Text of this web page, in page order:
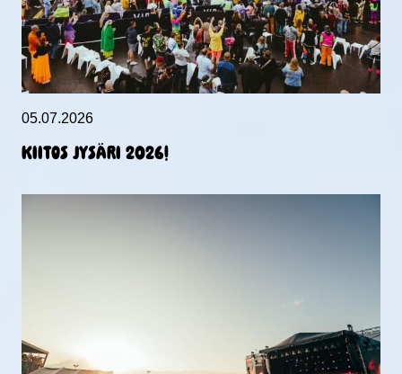
05.07.2026
KIITOS JYSÄRI 2026!